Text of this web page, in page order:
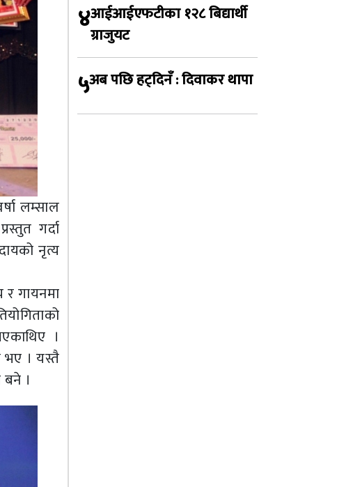
लम्साल
गर्दा
नृत्य
गायनमा
।
भए । यस्तै
।
४आईआईएफटीका १२८ बिद्यार्थी
ग्राजुयट
५अब पछि हट्दिनँ : दिवाकर थापा